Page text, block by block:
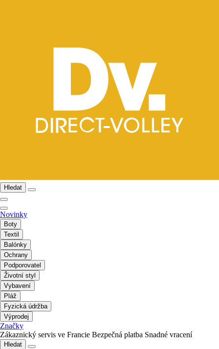
Hledat
Novinky
Boty
Textil
Balónky
Ochrany
Podporovatel
Životní styl
Vybavení
Pláž
Fyzická údržba
Výprodej
Značky
Zákaznický servis ve Francie Bezpečná platba Snadné vracení
Hledat